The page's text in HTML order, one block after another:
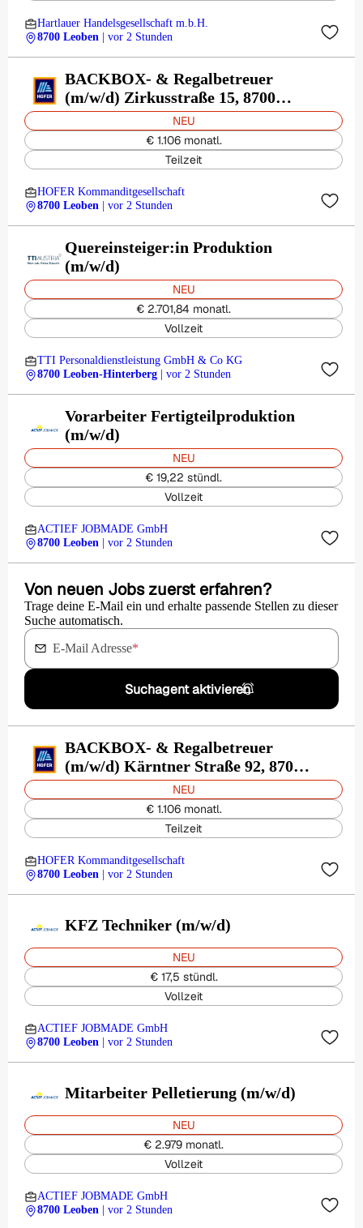
Hartlauer Handelsgesellschaft m.b.H.
8700 Leoben
| vor 2 Stunden
BACKBOX- & Regalbetreuer
(m/w/d) Zirkusstraße 15, 8700
Leoben
NEU
€ 1.106 monatl.
Teilzeit
HOFER Kommanditgesellschaft
8700 Leoben
| vor 2 Stunden
Quereinsteiger:in Produktion
(m/w/d)
NEU
€ 2.701,84 monatl.
Vollzeit
TTI Personaldienstleistung GmbH & Co KG
8700 Leoben-Hinterberg
| vor 2 Stunden
Vorarbeiter Fertigteilproduktion
(m/w/d)
NEU
€ 19,22 stündl.
Vollzeit
ACTIEF JOBMADE GmbH
8700 Leoben
| vor 2 Stunden
Von neuen Jobs zuerst erfahren?
Trage deine E-Mail ein und erhalte passende Stellen zu dieser
Suche automatisch.
E-Mail Adresse*
Suchagent aktivieren
BACKBOX- & Regalbetreuer
(m/w/d) Kärntner Straße 92, 8700
Leoben
NEU
€ 1.106 monatl.
Teilzeit
HOFER Kommanditgesellschaft
8700 Leoben
| vor 2 Stunden
KFZ Techniker (m/w/d)
NEU
€ 17,5 stündl.
Vollzeit
ACTIEF JOBMADE GmbH
8700 Leoben
| vor 2 Stunden
Mitarbeiter Pelletierung (m/w/d)
NEU
€ 2.979 monatl.
Vollzeit
ACTIEF JOBMADE GmbH
8700 Leoben
| vor 2 Stunden